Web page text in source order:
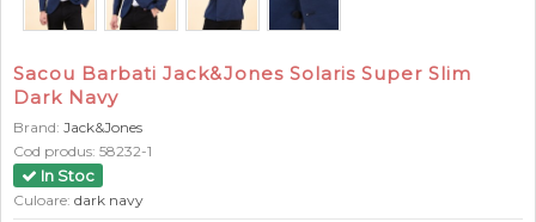
Sacou Barbati Jack&Jones Solaris Super Slim
Dark Navy
Brand: Jack&Jones
Cod produs: 58232-1
In Stoc
Culoare: dark navy